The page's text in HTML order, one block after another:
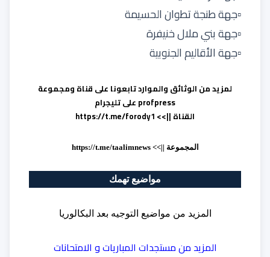
▫️جهة طنجة تطوان الحسيمة
▫️جهة بني ملال خنيفرة
▫️جهة الأقاليم الجنوبية
لمزيد من الوثائق والموارد تابعونا على قناة ومجموعة
profpress على تليجرام
القناة ||>> https://t.me/forody1
المجموعة ||>>https://t.me/taalimnews
مواضيع تهمك
المزيد من مواضيع التوجيه بعد البكالوريا
المزيد منمستجدات المباريات و الامتحانات